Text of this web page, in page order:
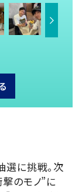
選に挑戦。次
のモノ”に